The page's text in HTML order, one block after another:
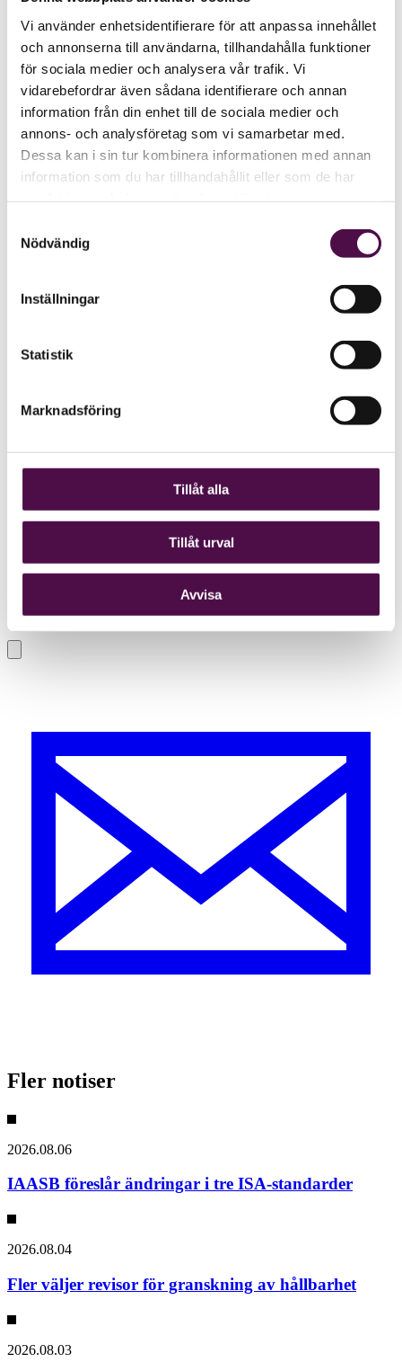
Vi använder enhetsidentifierare för att anpassa innehållet
och annonserna till användarna, tillhandahålla funktioner
för sociala medier och analysera vår trafik. Vi
vidarebefordrar även sådana identifierare och annan
information från din enhet till de sociala medier och
annons- och analysföretag som vi samarbetar med.
Dessa kan i sin tur kombinera informationen med annan
information som du har tillhandahållit eller som de har
Nödvändig
Inställningar
Statistik
Marknadsföring
Tillåt alla
Tillåt urval
Avvisa
Fler notiser
2026.08.06
IAASB föreslår ändringar i tre ISA-standarder
2026.08.04
Fler väljer revisor för granskning av hållbarhet
2026.08.03